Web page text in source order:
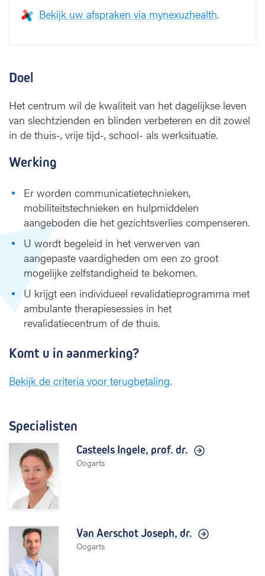
Bekijk uw afspraken via mynexuzhealth.
Doel
Het centrum wil de kwaliteit van het dagelijkse leven
van slechtzienden en blinden verbeteren en dit zowel
in de thuis-, vrije tijd-, school- als werksituatie.
Werking
Er worden communicatietechnieken,
mobiliteitstechnieken en hulpmiddelen
aangeboden die het gezichtsverlies compenseren.
U wordt begeleid in het verwerven van
aangepaste vaardigheden om een zo groot
mogelijke zelfstandigheid te bekomen.
U krijgt een individueel revalidatieprogramma met
ambulante therapiesessies in het
revalidatiecentrum of de thuis.
Komt u in aanmerking?
Bekijk de criteria voor terugbetaling.
Specialisten
Casteels Ingele, prof. dr.
Oogarts
Van Aerschot Joseph, dr.
Oogarts